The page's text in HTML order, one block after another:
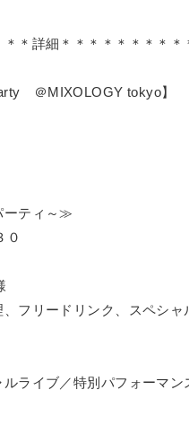
＊詳細＊＊＊＊＊＊＊＊＊
＠MIXOLOGY tokyo】
ティ～≫
０
フリードリンク、スペシャ
ライブ／特別パフォーマン